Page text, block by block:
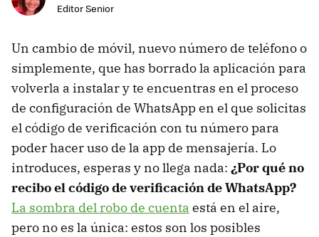
Editor Senior
Un cambio de móvil, nuevo número de teléfono o
simplemente, que has borrado la aplicación para
volverla a instalar y te encuentras en el proceso
de configuración de WhatsApp en el que solicitas
el código de verificación con tu número para
poder hacer uso de la app de mensajería. Lo
introduces, esperas y no llega nada: ¿Por qué no
recibo el código de verificación de WhatsApp?
La sombra del robo de cuenta está en el aire,
pero no es la única: estos son los posibles